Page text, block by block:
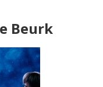
Beurk
Lecteur
audio